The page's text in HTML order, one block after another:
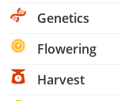
Genetics
Flowering
Harvest